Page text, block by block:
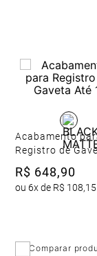
Acabamento
Registro de
Até 1"
R$ 648,90
ou6x de R$ 108,15
Comparar